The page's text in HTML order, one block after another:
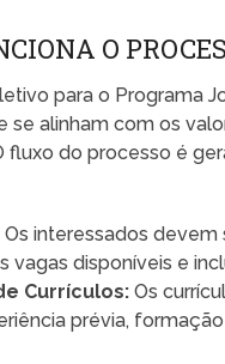
O
para o Programa
se alinham com os
fluxo do processo é
Os interessados
vagas disponíveis e
Currículos: Os
prévia,